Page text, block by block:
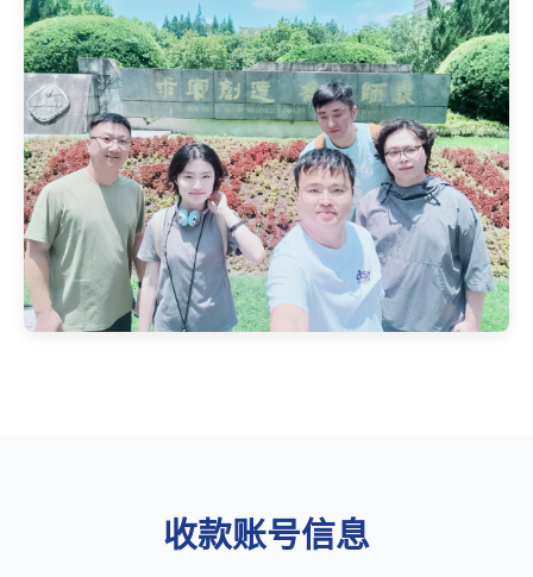
收款账号信息